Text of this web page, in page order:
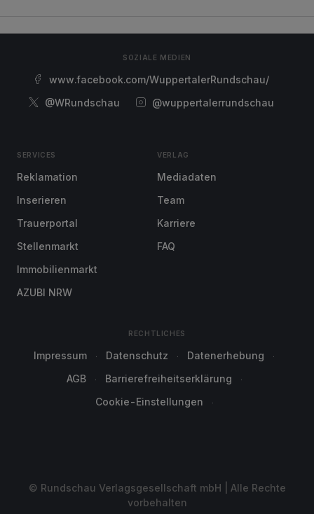
SOZIALE MEDIEN
www.facebook.com/WuppertalerRundschau/
@WRundschau
@wuppertalerrundschau
SERVICES
Reklamation
Inserieren
Trauerportal
Stellenmarkt
Immobilienmarkt
AZUBI NRW
VERLAG
Mediadaten
Team
Karriere
FAQ
RECHTLICHES
Impressum Datenschutz
Datenerhebung
AGB
Barrierefreiheitserklärung
Cookie-Einstellungen
© Rundschau Verlagsgesellschaft mbH | Alle Rechte
vorbehalten